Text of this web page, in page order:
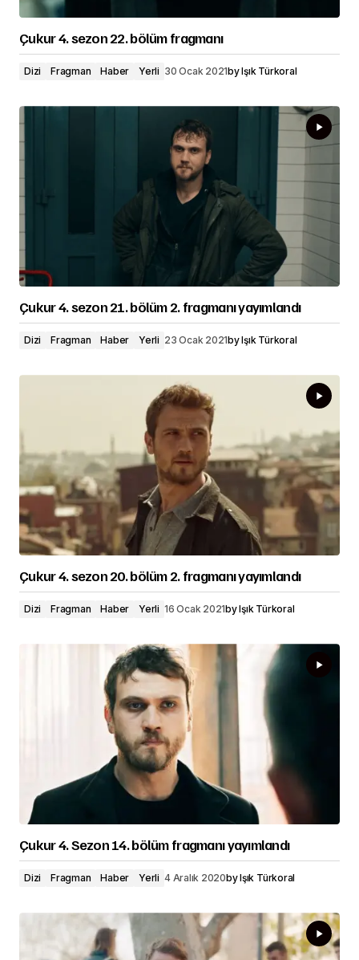
Çukur 4. sezon 22. bölüm fragmanı
Dizi Fragman Haber Yerli 30 Ocak 2021byIşık Türkoral
Çukur 4. sezon 21. bölüm 2. fragmanı yayımlandı
Dizi Fragman Haber Yerli 23 Ocak 2021byIşık Türkoral
Çukur 4. sezon 20. bölüm 2. fragmanı yayımlandı
Dizi Fragman Haber Yerli 16 Ocak 2021byIşık Türkoral
Çukur 4. Sezon 14. bölüm fragmanı yayımlandı
Dizi Fragman Haber Yerli 4 Aralık 2020byIşık Türkoral